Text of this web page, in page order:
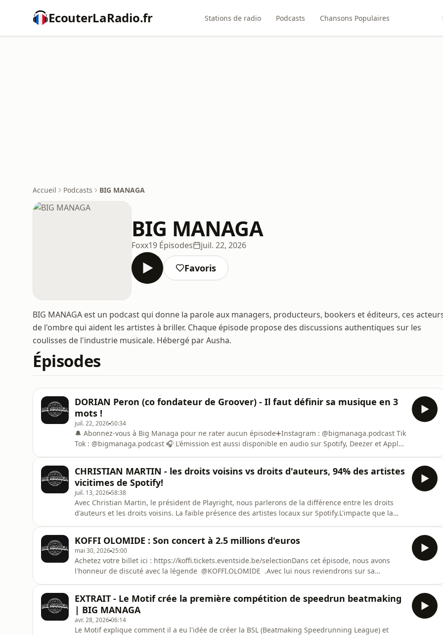
EcouterLaRadio.fr Stations de radio Podcasts Chansons Populaires
Accueil Podcasts BIG MANAGA
BIG MANAGA
Foxx19 Épisodes juil. 22, 2026
Favoris
BIG MANAGA est un podcast qui donne la parole aux managers, producteurs, bookers et éditeurs, ces
de l'ombre qui aident les artistes à briller. Chaque épisode propose des discussions authentiques sur les
coulisses de l'industrie musicale. Hébergé par Ausha.
Épisodes
DORIAN Peron (co fondateur de Groover) - Il faut définir sa musique en 3
mots !
juil. 22, 2026 50:34
🔔 Abonnez-vous à Big Managa pour ne rater aucun épisode➕Instagram : @bigmanaga.podcast Tik
Tok : @bigmanaga.podcast 🎧 L'émission est aussi disponible en audio sur Spotify, Deezer et Apple
d'informations.
CHRISTIAN MARTIN - les droits voisins vs droits d'auteurs, 94% des artistes
vicitimes de Spotify!
juil. 13, 2026 58:38
Avec Christian Martin, le président de Playright, nous parlerons de la différence entre les droits
d'auteurs et les droits voisins. La faible présence des artistes locaux sur Spotify.L'impacte que la
music
KOFFI OLOMIDE : Son concert à 2.5 millions d'euros
mai 30, 202625:00
Achetez votre billet ici : https://koffi.tickets.eventside.be/selectionDans cet épisode, nous avons
l'honneur de discuté avec la légende @KOFFI.OLOMIDE .Avec lui nous reviendrons sur sa
Latin dans la musique d
EXTRAIT - Le Motif crée la première compétition de speedrun beatmaking
| BIG MANAGA
avr. 28, 202606:14
Le Motif explique comment il a eu l'idée de créer la BSL (Beatmaking Speedrunning League) et